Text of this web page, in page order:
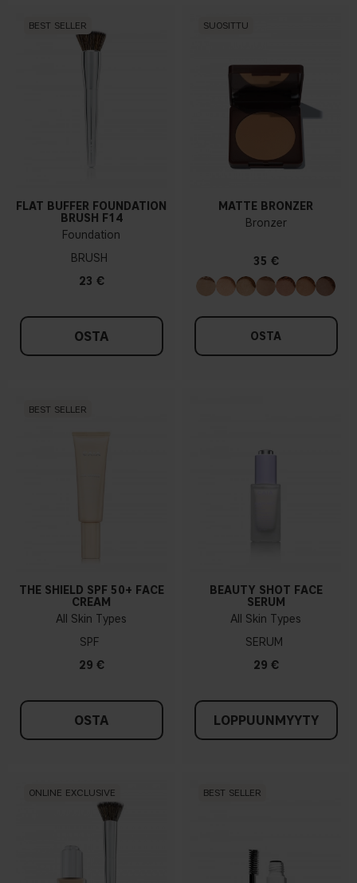
BEST SELLER
FLAT BUFFER FOUNDATION
BRUSH F14
Foundation
BRUSH
23 €
OSTA
SUOSITTU
MATTE BRONZER
Bronzer
35 €
OSTA
BEST SELLER
THE SHIELD SPF 50+ FACE
CREAM
All Skin Types
SPF
29 €
OSTA
BEAUTY SHOT FACE
SERUM
All Skin Types
SERUM
29 €
LOPPUUNMYYTY
ONLINE EXCLUSIVE BEST SELLER